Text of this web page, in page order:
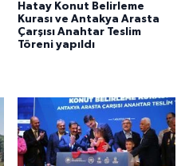
Hatay Konut Belirleme
Kurası ve Antakya Arasta
Çarşısı Anahtar Teslim
Töreni yapıldı